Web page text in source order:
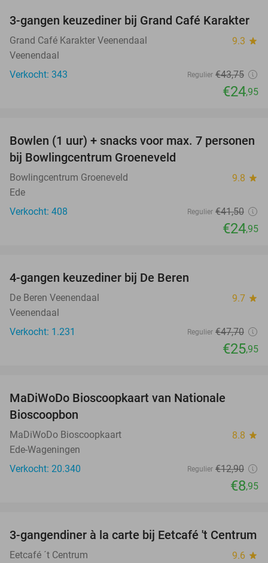
43%
3-gangen keuzediner bij Grand Café Karakter
Grand Café Karakter Veenendaal 9.3 star
Veenendaal
Verkocht: 343
Regulier €43,75
€24,95
40%
Bowlen (1 uur) + snacks voor max. 7 personen
bij Bowlingcentrum Groeneveld
Bowlingcentrum Groeneveld 9.8 star
Ede
Verkocht: 408
Regulier €41,50
€24,95
4-gangen keuzediner bij De Beren
De Beren Veenendaal 9.7 star
Veenendaal
Verkocht: 1.231
Regulier €47,70
€25,95
MaDiWoDo Bioscoopkaart van Nationale
Bioscoopbon
MaDiWoDo Bioscoopkaart 8.8 star
Ede-Wageningen
Verkocht: 20.340
Regulier €12,90
€8,95
36%
3-gangendiner à la carte bij Eetcafé 't Centrum
Eetcafé ´t Centrum 9.6 star